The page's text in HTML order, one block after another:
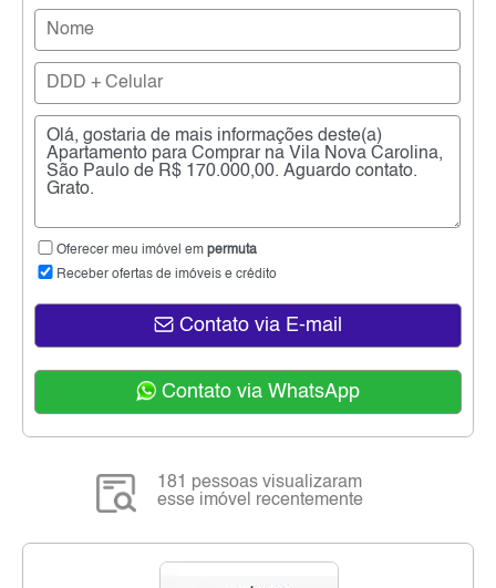
Oferecer meu imóvel em permuta
Receber ofertas de imóveis e crédito
Contato via E-mail
Contato via WhatsApp
181 pessoas visualizaram
esse imóvel recentemente